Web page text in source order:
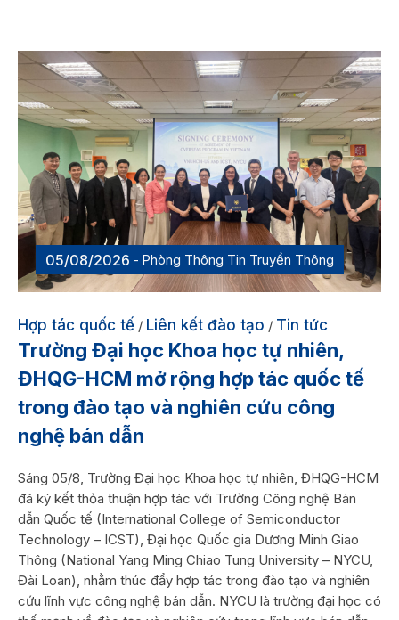
05/08/2026 Phòng Thông Tin Truyền Thông
Hợp tác quốc tế / Liên kết đào tạo / Tin tức
Trường Đại học Khoa học tự nhiên,
ĐHQG-HCM mở rộng hợp tác quốc tế
trong đào tạo và nghiên cứu công
nghệ bán dẫn
Sáng 05/8, Trường Đại học Khoa học tự nhiên, ĐHQG-HCM
đã ký kết thỏa thuận hợp tác với Trường Công nghệ Bán
dẫn Quốc tế (International College of Semiconductor
Technology – ICST), Đại học Quốc gia Dương Minh Giao
Thông (National Yang Ming Chiao Tung University – NYCU,
Đài Loan), nhằm thúc đẩy hợp tác trong đào tạo và nghiên
cứu lĩnh vực công nghệ bán dẫn. NYCU là trường đại học có